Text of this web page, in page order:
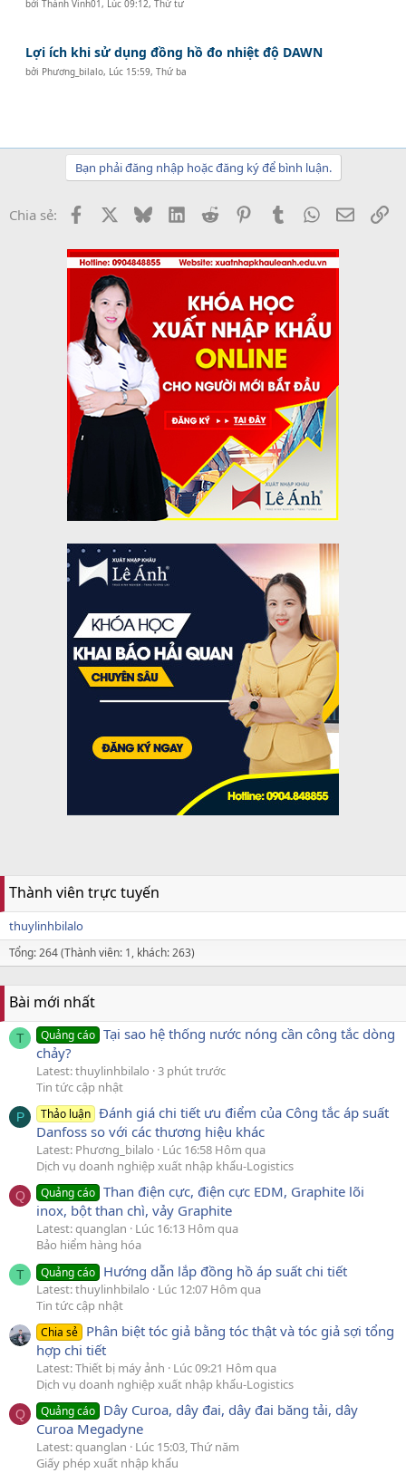
bởiThành Vinh01 , Lúc 09:12, Thứ tư
Lợi ích khi sử dụng đồng hồ đo nhiệt độ DAWN
bởi Phương_bilalo, Lúc 15:59, Thứ ba
Bạn phải đăng nhập hoặc đăng ký để bình luận.
Chia sẻ: Facebook BlueskyLinkedInReddit PinterestTumblrWhatsApp
Email
Thành viên trực tuyến
thuylinhbilalo
Tổng: 264 (Thành viên: 1, khách: 263)
Bài mới nhất
T Quảng cáo Tại sao hệ thống nước nóng cần công tắc dòng
chảy?
Latest: thuylinhbilalo 3 phút trước
Tin tức cập nhật
P Thảo luận Đánh giá chi tiết ưu điểm của Công tắc áp suất
Danfoss so với các thương hiệu khác
Latest: Phương_bilalo
Lúc 16:58 Hôm qua
Dịch vụ doanh nghiệp xuất nhập khẩu-Logistics
Q Quảng cáo Than điện cực, điện cực EDM, Graphite lõi
inox, bột than chì, vảy Graphite
Latest: quanglan
Lúc 16:13 Hôm qua
Bảo hiểm hàng hóa
T Quảng cáo Hướng dẫn lắp đồng hồ áp suất chi tiết
Latest: thuylinhbilalo
Lúc 12:07 Hôm qua
Tin tức cập nhật
Chia sẻ Phân biệt tóc giả bằng tóc thật và tóc giả sợi tổng
hợp chi tiết
Latest: Thiết bị máy ảnh
Lúc 09:21 Hôm qua
Dịch vụ doanh nghiệp xuất nhập khẩu-Logistics
Q Quảng cáo Dây Curoa, dây đai, dây đai băng tải, dây
Curoa Megadyne
Latest: quanglan
Lúc 15:03, Thứ năm
Giấy phép xuất nhập khẩu